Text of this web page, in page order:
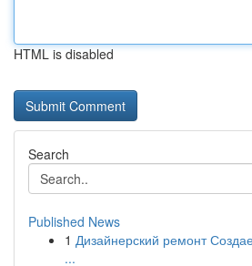
HTML is disabled
Search
Published News
1 Дизайнерский ремонт
...